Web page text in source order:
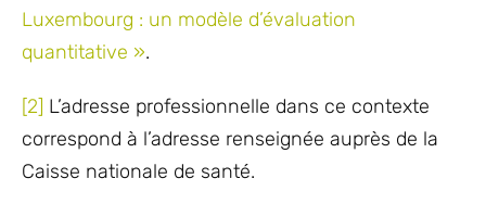
Luxembourg : un modèle d’évaluation
quantitative ».
[2] L’adresse professionnelle dans ce contexte
correspond à l’adresse renseignée auprès de la
Caisse nationale de santé.